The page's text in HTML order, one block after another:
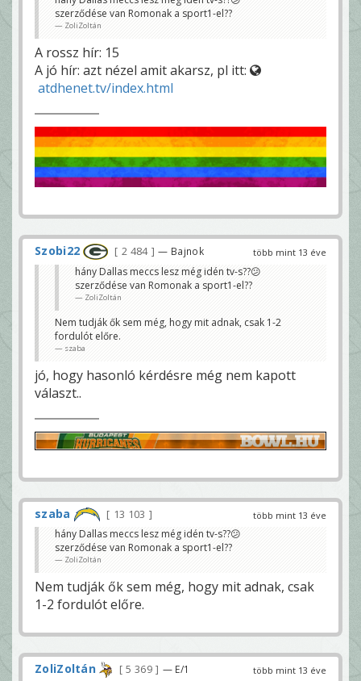
szerződése van Romonak a sport1-el??
ZoliZoltán
A rossz hír: 15
A jó hír: azt nézel amit akarsz, pl itt:
atdhenet.tv/index.html
több mint 13 éve
Szobi22 2 484 — Bajnok
hány Dallas meccs lesz még idén tv-s??😕
szerződése van Romonak a sport1-el??
ZoliZoltán
Nem tudják ők sem még, hogy mit adnak, csak 1-2
fordulót előre.
szaba
jó, hogy hasonló kérdésre még nem kapott
választ..
több mint 13 éve
szaba
13 103
hány Dallas meccs lesz még idén tv-s??😕
szerződése van Romonak a sport1-el??
ZoliZoltán
Nem tudják ők sem még, hogy mit adnak, csak
1-2 fordulót előre.
több mint 13 éve
ZoliZoltán 5 369 — E/1